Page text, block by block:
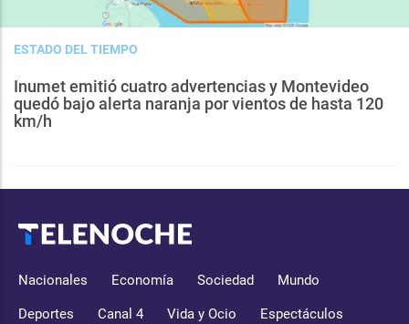
ESTADO DEL TIEMPO
Inumet emitió cuatro advertencias y Montevideo
quedó bajo alerta naranja por vientos de hasta 120
km/h
Nacionales Economía Sociedad Mundo
Deportes Canal 4 Vida y Ocio Espectáculos